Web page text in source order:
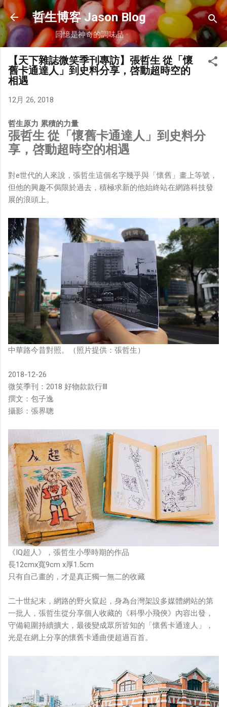
跳到主要內容
哲生博客 Jason Blog
回憶是神奇的調味品
【天下雜誌微笑季刊專訪】張哲生 從「懷
舊卡通達人」到史料分享，啓動超時空的
相遇
12月 26, 2018
哲生原力 累積的力量
張哲生 從「懷舊卡通達人」到史料分
享，啓動超時空的相遇
對e世代的人來說，張哲生這個名字幾乎與「懷舊」畫上等號，
但他的興趣不侷限於過去，積極求新的他始終站在網路科技發
展的浪頭上。
中華路今昔對照。（照片提供：張哲生）
2018-12-26
微笑季刊：2018 好物款款行Ⅲ
撰文：包子逸
攝影：張界聰
《IQ超人》，張哲生小學時期的作品
長12cmx寬9cm x厚1.5cm
只有自己畫的，才是真正獨一無二的收藏
二十世紀末，網路的野火竄起，身為台灣架設多媒體網站的第
一批人，張哲生從分享個人收藏的《科學小飛俠》內容出發，
守備範圍持續擴大，最後變成眾所皆知的「懷舊卡通達人」，
光是在網上分享的懷舊卡通曲便超過百首。